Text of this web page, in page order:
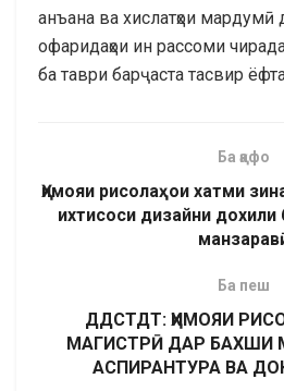
анъана ва хислатҳои
офаридаҳои ин рассоми
ба таври барҷаста тасвир
Ба қафо
Ҳимояи рисолаҳои хатми
ихтисоси дизайни
Ба пеш
ДДСТДТ: ҲИМОЯИ
МАГИСТРӢ ДАР БАХШИ
АСПИРАНТУРА ВА